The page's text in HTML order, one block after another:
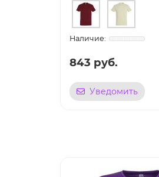
843 руб.
Уведомить